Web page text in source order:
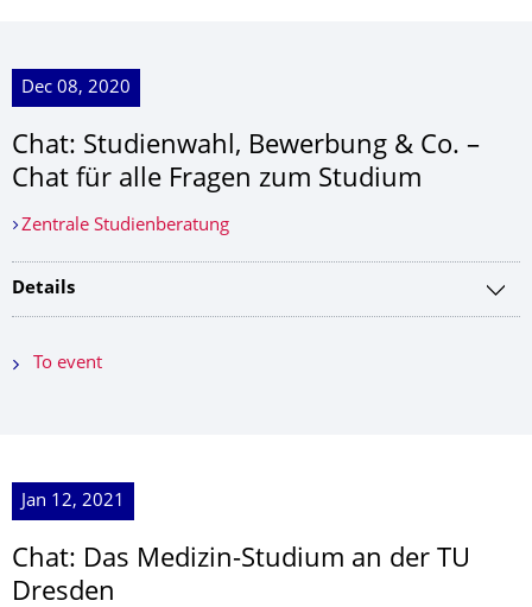
Dec 08, 2020
Chat: Studienwahl, Bewerbung & Co. –
Chat für alle Fragen zum Studium
Zentrale Studienberatung
Details
To event
Jan 12, 2021
Chat: Das Medizin-Studium an der TU
Dresden